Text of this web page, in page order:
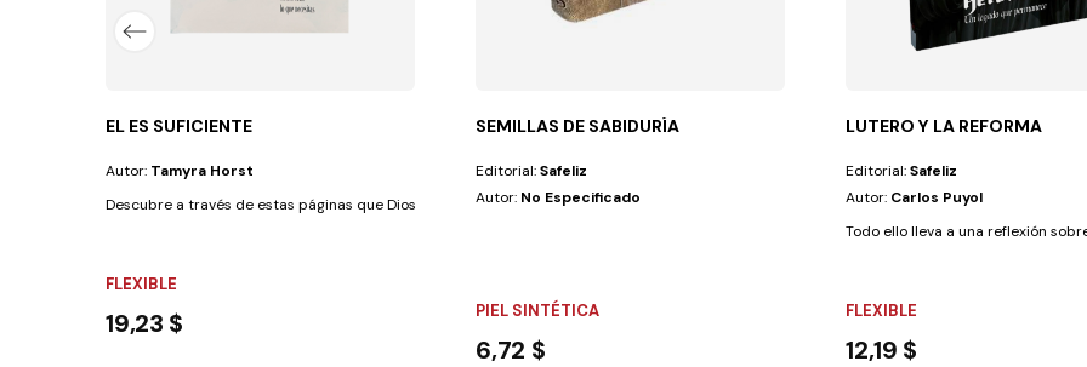
EL ES SUFICIENTE
Autor: Tamyra Horst
Descubre a través de estas páginas que Dios es más que suficiente para...
FLEXIBLE
19,23 $
SEMILLAS DE SABIDURÍA
Editorial:Safeliz
Autor: No Especificado
PIEL SINTÉTICA
6,72 $
LUTERO Y LA REFORMA
Editorial:Safeliz
Autor: Carlos Puyol
Todo ello lleva a una reflexión
FLEXIBLE
12,19 $